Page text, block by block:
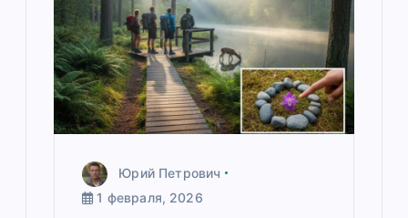
Юрий Петрович
1 февраля, 2026